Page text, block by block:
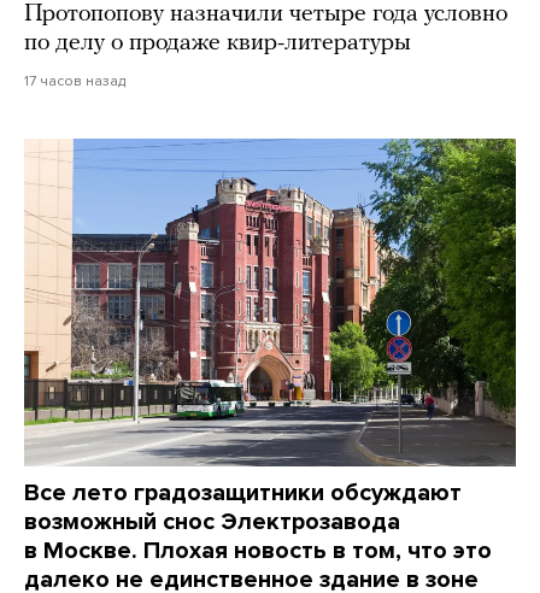
Протопопову назначили четыре года условно
по делу о продаже квир-литературы
17 часов назад
Все лето градозащитники обсуждают
возможный снос Электрозавода
в Москве. Плохая новость в том, что это
далеко не единственное здание в зоне